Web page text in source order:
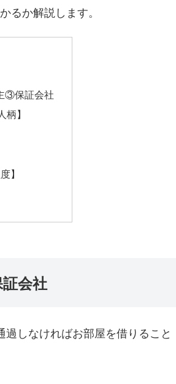
るか解説します。
③保証会社
】
】
会社
しなければお部屋を借りること